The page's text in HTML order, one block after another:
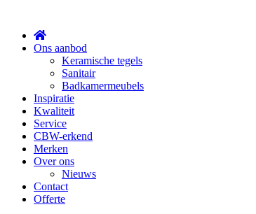
Ons aanbod
Keramische tegels
Sanitair
Badkamermeubels
Inspiratie
Kwaliteit
Service
CBW-erkend
Merken
Over ons
Nieuws
Contact
Offerte